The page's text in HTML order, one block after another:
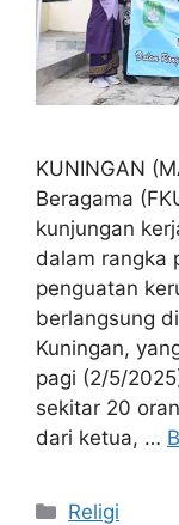
KUNINGAN
Beragama
kunjungan
dalam rangka
penguatan
berlangsung
Kuningan,
pagi (2/5/
sekitar 20
dari ketua, …
Kategori
Religi